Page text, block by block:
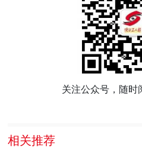
关注公众号，随时
相关推荐